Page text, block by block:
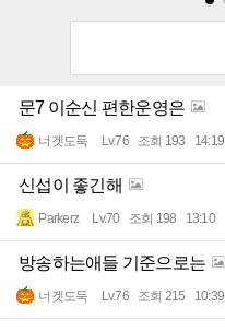
문7 이순신 편한운영은
너겟도둑 Lv.76 조회 193 14:19
신섭이 좋긴해
Parkerz Lv.70 조회 198 13:10
방송하는애들 기준으로는
너겟도둑 Lv.76 조회 215 10:39